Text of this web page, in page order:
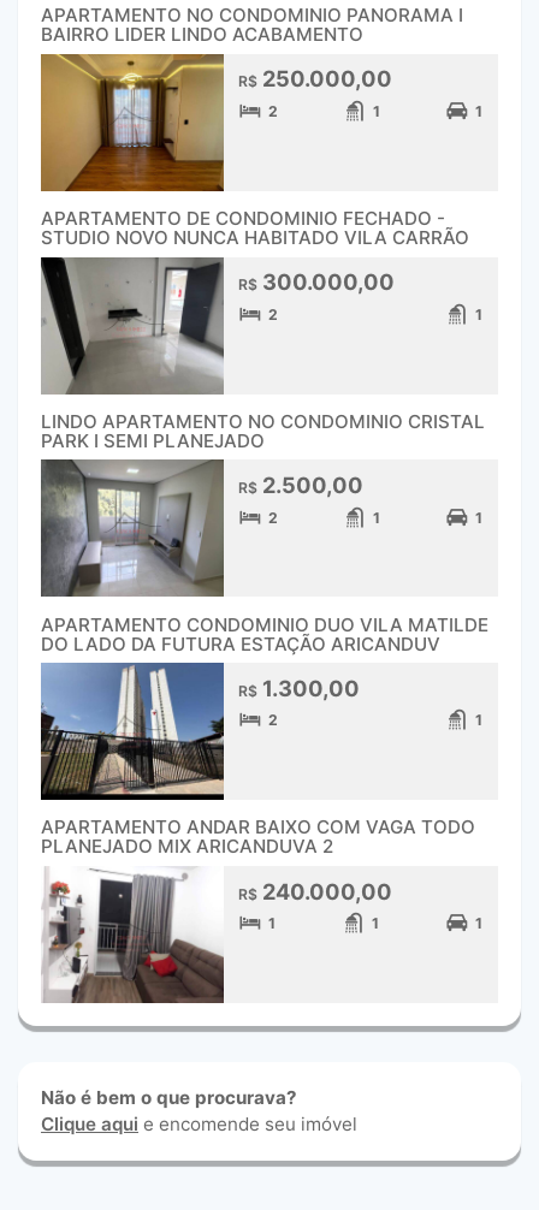
APARTAMENTO NO CONDOMINIO PANORAMA I
BAIRRO LIDER LINDO ACABAMENTO
R$ 250.000,00
2 1 1
APARTAMENTO DE CONDOMINIO FECHADO -
STUDIO NOVO NUNCA HABITADO VILA CARRÃO
R$ 300.000,00
2 1
LINDO APARTAMENTO NO CONDOMINIO CRISTAL
PARK I SEMI PLANEJADO
R$ 2.500,00
2 1 1
APARTAMENTO CONDOMINIO DUO VILA MATILDE
DO LADO DA FUTURA ESTAÇÃO ARICANDUV
R$ 1.300,00
2 1
APARTAMENTO ANDAR BAIXO COM VAGA TODO
PLANEJADO MIX ARICANDUVA 2
R$ 240.000,00
1 1 1
Não é bem o que procurava?
Clique aqui e encomende seu imóvel